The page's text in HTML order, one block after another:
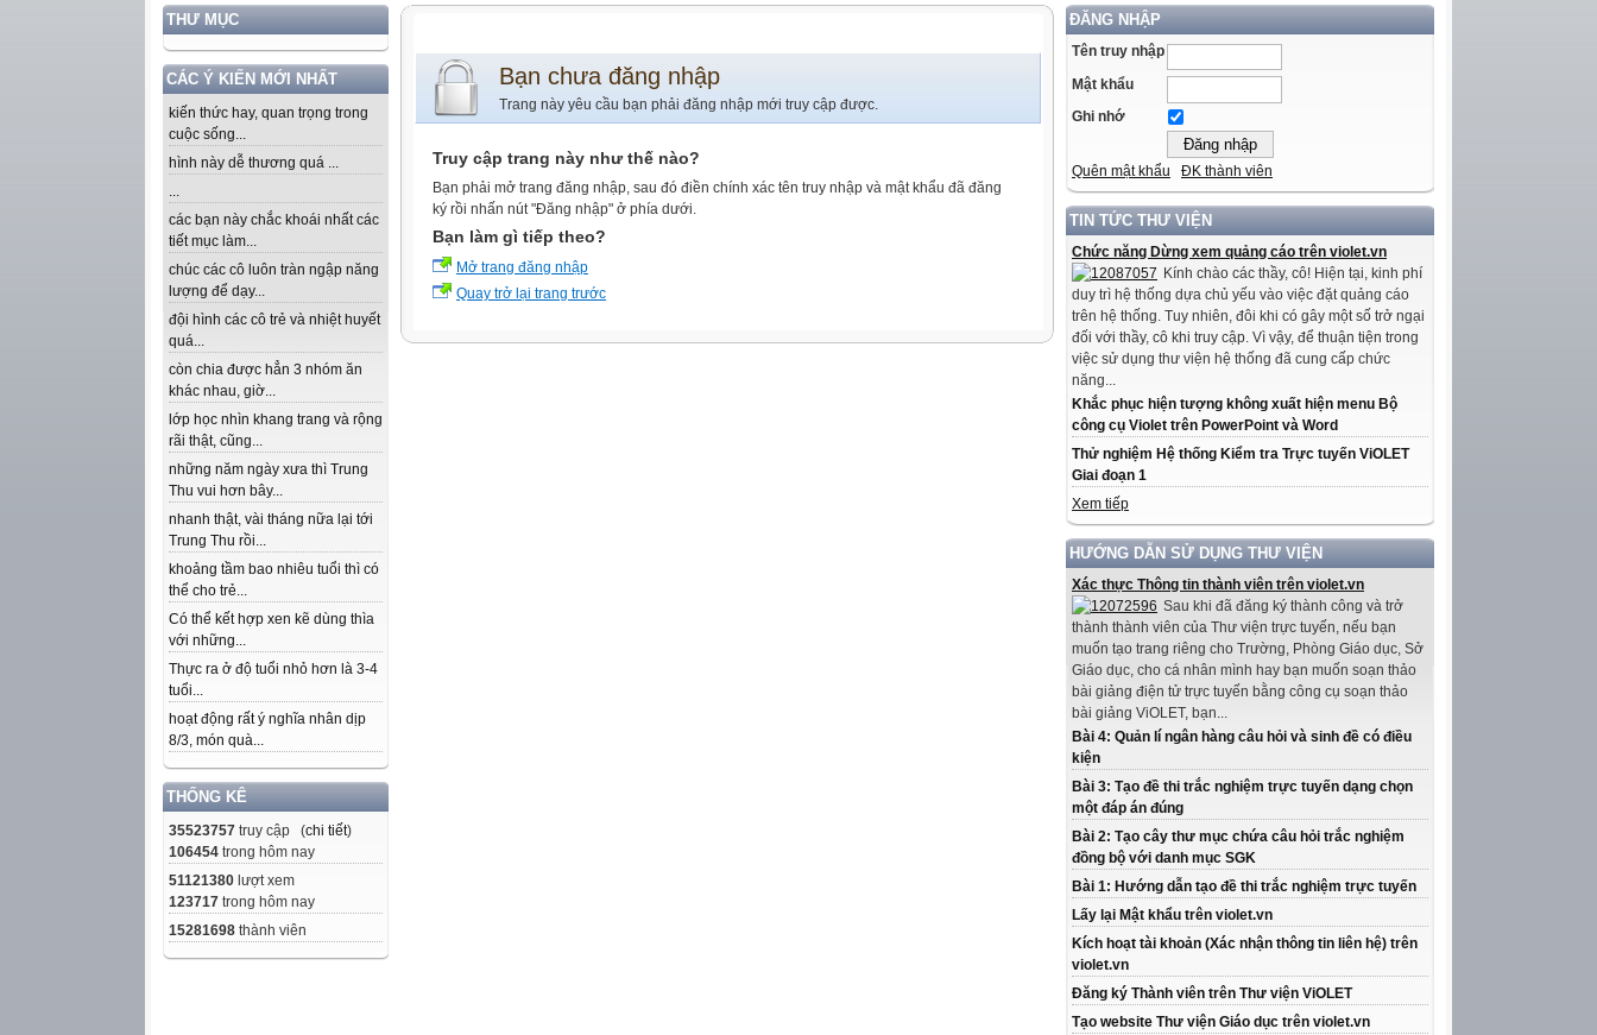
THƯ MỤC
CÁC Ý KIẾN MỚI NHẤT
kiến thức hay, quan trọng trong
cuộc sống...
hình này dễ thương quá ...
...
các bạn này chắc khoái nhất các
tiết mục làm...
chúc các cô luôn tràn ngập năng
lượng để dạy...
đội hình các cô trẻ và nhiệt huyết
quá...
còn chia được hẳn 3 nhóm ăn
khác nhau, giờ...
lớp học nhìn khang trang và rộng
rãi thật, cũng...
những năm ngày xưa thì Trung
Thu vui hơn bây...
nhanh thật, vài tháng nữa lại tới
Trung Thu rồi...
khoảng tầm bao nhiêu tuổi thì có
thể cho trẻ...
Có thể kết hợp xen kẽ dùng thìa
với những...
Thực ra ở độ tuổi nhỏ hơn là 3-4
tuổi...
hoạt động rất ý nghĩa nhân dịp
8/3, món quà...
THỐNG KÊ
35523757 truy cập (chi tiết)
106454 trong hôm nay
51121380 lượt xem
123717 trong hôm nay
15281698 thành viên
ĐĂNG NHẬP
Tên truy nhập
Mật khẩu
Ghi nhớ
Quên mật khẩu ĐK thành viên
TIN TỨC THƯ VIỆN
Chức năng Dừng xem quảng cáo trên violet.vn
Kính chào các thầy, cô! Hiện tại, kinh phí
duy trì hệ thống dựa chủ yếu vào việc đặt quảng cáo
trên hệ thống. Tuy nhiên, đôi khi có gây một số trở ngại
đối với thầy, cô khi truy cập. Vì vậy, để thuận tiện trong
việc sử dụng thư viện hệ thống đã cung cấp chức
năng...
Khắc phục hiện tượng không xuất hiện menu Bộ
công cụ Violet trên PowerPoint và Word
Thử nghiệm Hệ thống Kiểm tra Trực tuyến ViOLET
Giai đoạn 1
Xem tiếp
HƯỚNG DẪN SỬ DỤNG THƯ VIỆN
Xác thực Thông tin thành viên trên violet.vn
Sau khi đã đăng ký thành công và trở
thành thành viên của Thư viện trực tuyến, nếu bạn
muốn tạo trang riêng cho Trường, Phòng Giáo dục, Sở
Giáo dục, cho cá nhân mình hay bạn muốn soạn thảo
bài giảng điện tử trực tuyến bằng công cụ soạn thảo
bài giảng ViOLET, bạn...
Bài 4: Quản lí ngân hàng câu hỏi và sinh đề có điều
kiện
Bài 3: Tạo đề thi trắc nghiệm trực tuyến dạng chọn
một đáp án đúng
Bài 2: Tạo cây thư mục chứa câu hỏi trắc nghiệm
đồng bộ với danh mục SGK
Bài 1: Hướng dẫn tạo đề thi trắc nghiệm trực tuyến
Lấy lại Mật khẩu trên violet.vn
Kích hoạt tài khoản (Xác nhận thông tin liên hệ) trên
violet.vn
Đăng ký Thành viên trên Thư viện ViOLET
Tạo website Thư viện Giáo dục trên violet.vn
Bạn chưa đăng nhập
Trang này yêu cầu bạn phải đăng nhập mới truy cập được.
Truy cập trang này như thế nào?
Bạn phải mở trang đăng nhập, sau đó điền chính xác tên truy nhập và mật khẩu đã đăng
ký rồi nhấn nút "Đăng nhập" ở phía dưới.
Bạn làm gì tiếp theo?
Mở trang đăng nhập
Quay trở lại trang trước